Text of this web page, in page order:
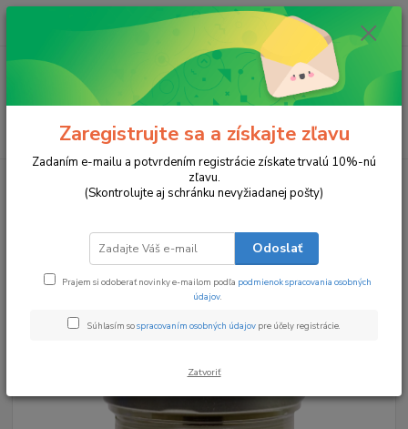
Hľadať
ks
za0 €
SLADKÝ DOMOV
Zaregistrujte sa a získajte zľavu
Zadaním e-mailu a potvrdením registrácie získate trvalú 10%-nú
zľavu.
(Skontrolujte aj schránku nevyžiadanej pošty)
Odoslať
Prajem si odoberať novinky e-mailom podľa podmienok spracovania osobných
údajov
Súhlasím sospracovaním osobných údajov pre účely registrácie.
Zatvoriť